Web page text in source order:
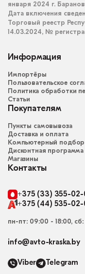
января 2024 г.
Дата включения
Торговый реестр
14.03.2024, №
Информация
Импортёры
Пользовательское
Политика обработки
Статьи
Покупателям
Пункты самовывоза
Доставка и оплата
Компьютерный подбор
Дисконтная программа
Магазины
Контакты
+375 (33) 355-02-
+375 (44) 535-02-
пн-пт: 09:00 - 18:00,
info@avto-kraska.by
Viber Telegram